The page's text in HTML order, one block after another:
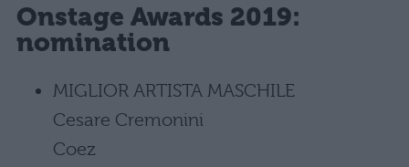
Onstage Awards 2019:
nomination
MIGLIOR ARTISTA MASCHILE
Cesare Cremonini
Coez